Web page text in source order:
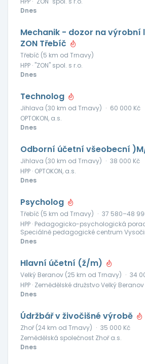
Dnes
Mechanik - dozor na výrobní
ZON Třebíč
Třebíč (5 km od Trnavy)
HPP · "ZON" spol. s r.o.
Dnes
Technolog
Jihlava (30 km od Trnavy) · 60 000 Kč
OPTOKON, a.s.
Dnes
Odborní účetní všeobecní
Jihlava (30 km od Trnavy) · 38 000 Kč
HPP · OPTOKON, a.s.
Dnes
Psycholog
Třebíč (5 km od Trnavy) · 37 580–48
HPP · Pedagogicko-psychologická
Speciálně pedagogické centrum
Dnes
Hlavní účetní (ž/m)
Velký Beranov (25 km od Trnavy) · 34
HPP · Zemědělské družstvo Velký Beranov
Dnes
Údržbář v živočišné výrobě
Zhoř (24 km od Trnavy) · 35 000 Kč
Zemědělská společnost Zhoř a.s.
Dnes